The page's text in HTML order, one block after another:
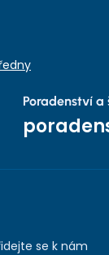
Poradenství a
se k nám